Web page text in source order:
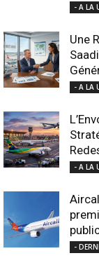
- A LA
Une
- A LA
- A LA
-